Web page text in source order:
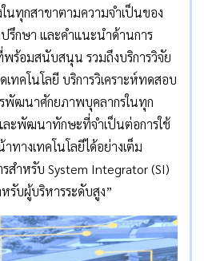
นทุกสาขาตามความจำเป็นของ
รึกษา และคำแนะนำด้านการ
ร้อมสนับสนุน รวมถึงบริการวิจัย
ทคโนโลยี บริการวิเคราะห์ทดสอบ
พัฒนาศักยภาพบุคลากรในทุก
ละพัฒนาทักษะที่จำเป็นต่อการใช้
ทางเทคโนโลยีได้อย่างเต็ม
สำหรับ System Integrator (SI)
รับผู้บริหารระดับสูง”